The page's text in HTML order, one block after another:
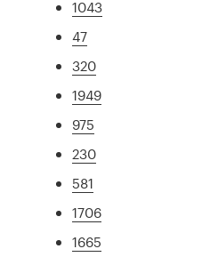
1043
47
320
1949
975
230
581
1706
1665